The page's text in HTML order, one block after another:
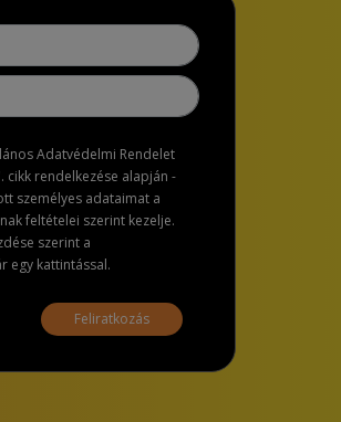
Adatvédelmi Rendelet
cikk rendelkezése alapján -
személyes adataimat a
feltételei szerint kezelje.
szerint a
egy kattintással.
Feliratkozás